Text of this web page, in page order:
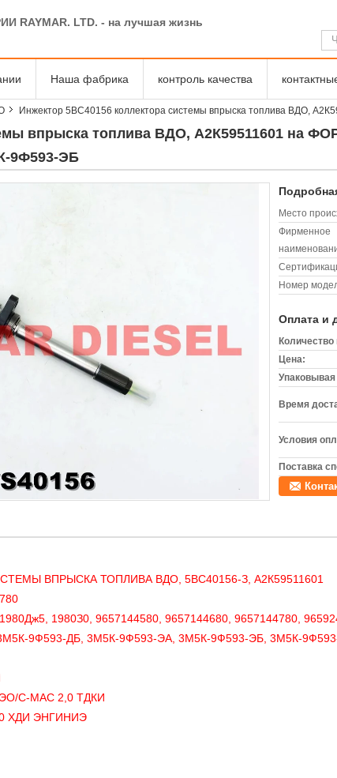
RAYMAR. LTD. - на лучшая жизнь
Наша фабрика контроль качества
Инжектор 5ВС40156 коллектора системы впрыска топлива ВДО,
впрыска топлива ВДО, А2К59511601 на
9Ф593-ЭБ
Место
Фирменное
Номер
Оплата и
Количество
Цена:
Время
Условия
Поставка
ВПРЫСКА ТОПЛИВА ВДО, 5ВС40156-З, А2К59511601
1980З0, 9657144580, 9657144680, 9657144780,
9Ф593-ДБ, 3М5К-9Ф593-ЭА, 3М5К-9Ф593-ЭБ, 3М5К-
С-МАС 2,0 ТДКИ
ХДИ ЭНГИНИЭ